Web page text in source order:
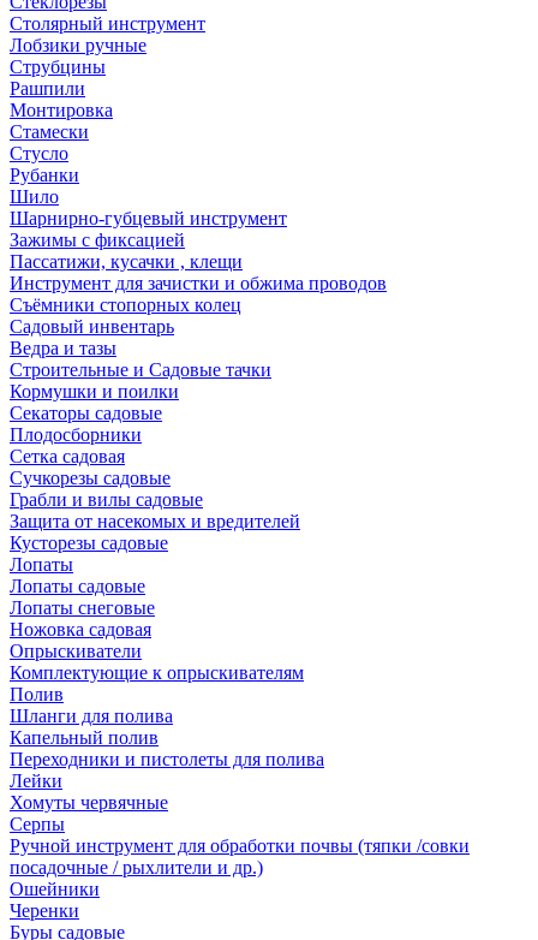
Столярный инструмент
Лобзики ручные
Струбцины
Рашпили
Монтировка
Стамески
Стусло
Рубанки
Шило
Шарнирно-губцевый инструмент
Зажимы с фиксацией
Пассатижи, кусачки , клещи
Инструмент для зачистки и обжима проводов
Съёмники стопорных колец
Садовый инвентарь
Ведра и тазы
Строительные и Садовые тачки
Кормушки и поилки
Секаторы садовые
Плодосборники
Сетка садовая
Сучкорезы садовые
Грабли и вилы садовые
Защита от насекомых и вредителей
Кусторезы садовые
Лопаты
Лопаты садовые
Лопаты снеговые
Ножовка садовая
Опрыскиватели
Комплектующие к опрыскивателям
Полив
Шланги для полива
Капельный полив
Переходники и пистолеты для полива
Лейки
Хомуты червячные
Серпы
Ручной инструмент для обработки почвы (тяпки /совки
посадочные / рыхлители и др.)
Ошейники
Черенки
Буры садовые